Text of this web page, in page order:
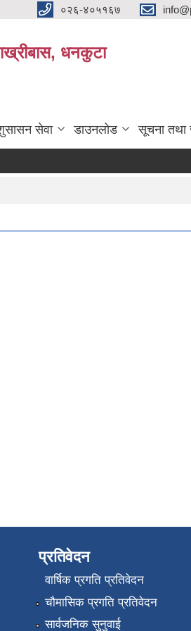
०२६-४०५१६७
धनकुटा
सेवा डाउनलोड सूचना तथा
प्रतिवेदन
वार्षिक प्रगति प्रतिवेदन
चौमासिक प्रगति प्रतिवेदन
सार्वजनिक सुनुवाई